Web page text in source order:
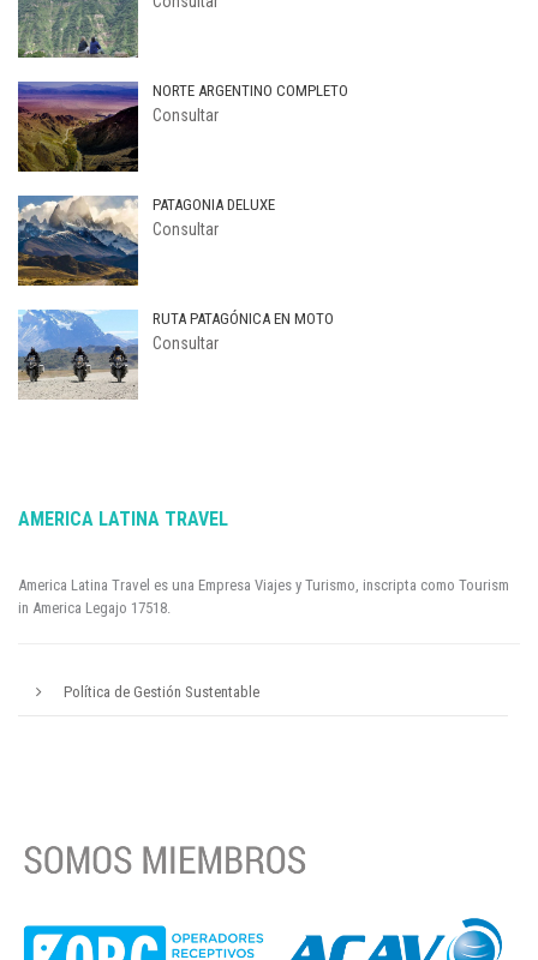
NORTE ARGENTINO COMPLETO
Consultar
PATAGONIA DELUXE
Consultar
RUTA PATAGÓNICA EN MOTO
Consultar
AMERICA LATINA TRAVEL
America Latina Travel es una Empresa Viajes y Turismo, inscripta como Tourism
in America Legajo 17518.
Política de Gestión Sustentable